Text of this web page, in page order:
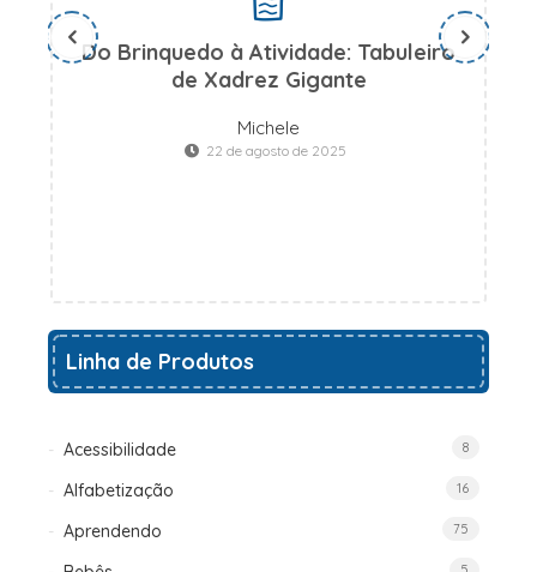
Do Brinquedo à Atividade: Tabuleiro
de Xadrez Gigante
Michele
22 de agosto de 2025
Linha de Produtos
Acessibilidade 8
Alfabetização 16
Aprendendo 75